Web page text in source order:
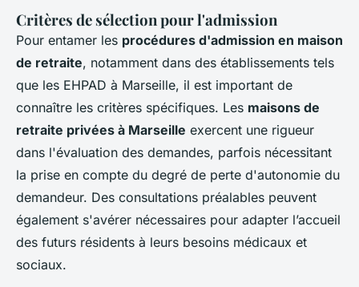
Critères de sélection pour l'admission
Pour entamer les procédures d'admission en maison
de retraite, notamment dans des établissements tels
que les EHPAD à Marseille, il est important de
connaître les critères spécifiques. Les maisons de
retraite privées à Marseille exercent une rigueur
dans l'évaluation des demandes, parfois nécessitant
la prise en compte du degré de perte d'autonomie du
demandeur. Des consultations préalables peuvent
également s'avérer nécessaires pour adapter l’accueil
des futurs résidents à leurs besoins médicaux et
sociaux.